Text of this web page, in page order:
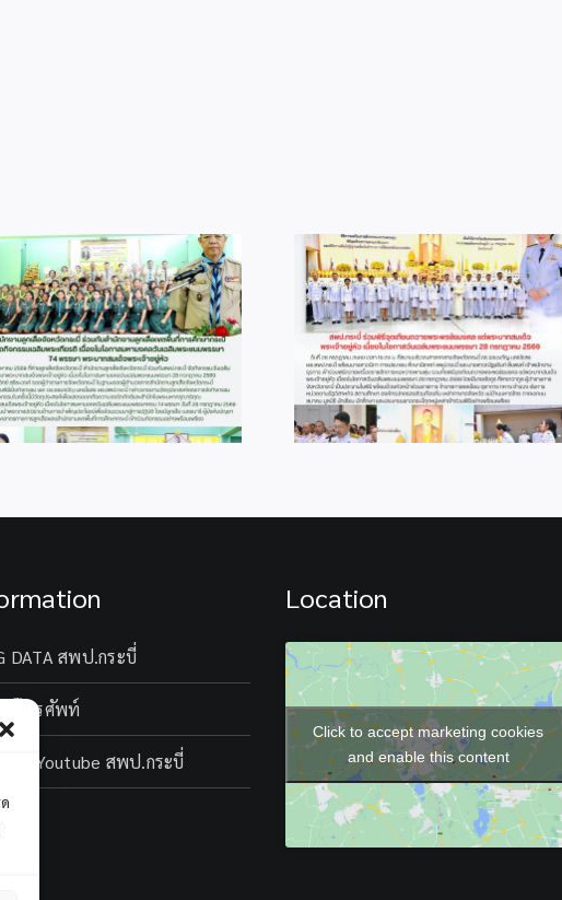
info 28-1 info 6-2
DATA สพป.กระบี่
อร์โทรศัพท์
Youtube สพป.กระบี่
Location
Click to accept marketing cookies
and enable this content